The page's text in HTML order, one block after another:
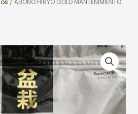
/ ABONO HIRYO GOLD MANTENIMIENTO